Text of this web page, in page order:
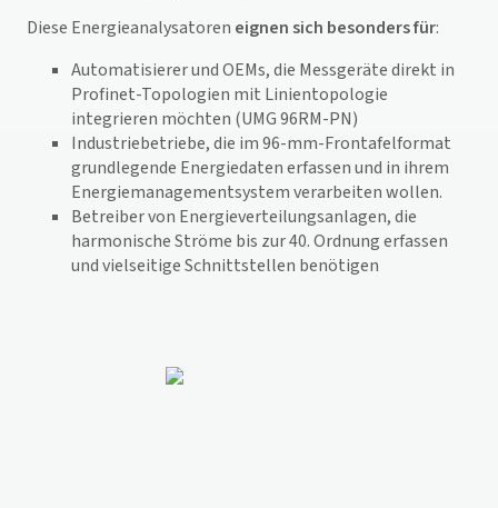
Diese Energieanalysatoren eignen sich besonders für:
Automatisierer und OEMs, die Messgeräte direkt in
Profinet-Topologien mit Linientopologie
integrieren möchten (UMG 96RM-PN)
Industriebetriebe, die im 96-mm-Frontafelformat
grundlegende Energiedaten erfassen und in ihrem
Energiemanagementsystem verarbeiten wollen.
Betreiber von Energieverteilungsanlagen, die
harmonische Ströme bis zur 40. Ordnung erfassen
und vielseitige Schnittstellen benötigen